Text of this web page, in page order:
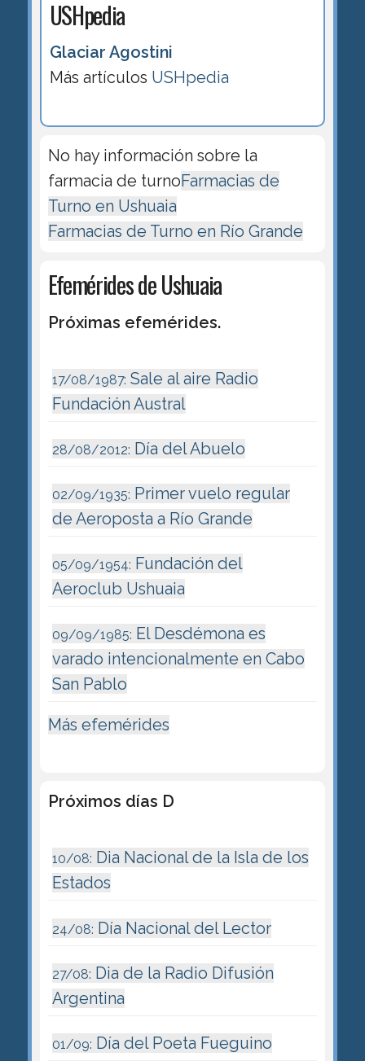
USHpedia
Glaciar Agostini
Más artículos USHpedia
No hay información sobre la
farmacia de turnoFarmacias de
Turno en Ushuaia
Farmacias de Turno en Río Grande
Efemérides de Ushuaia
Próximas efemérides.
17/08/1987: Sale al aire Radio
Fundación Austral
28/08/2012: Día del Abuelo
02/09/1935: Primer vuelo regular
de Aeroposta a Río Grande
05/09/1954: Fundación del
Aeroclub Ushuaia
09/09/1985: El Desdémona es
varado intencionalmente en Cabo
San Pablo
Más efemérides
Próximos días D
10/08: Dia Nacional de la Isla de los
Estados
24/08: Día Nacional del Lector
27/08: Dia de la Radio Difusión
Argentina
01/09: Día del Poeta Fueguino